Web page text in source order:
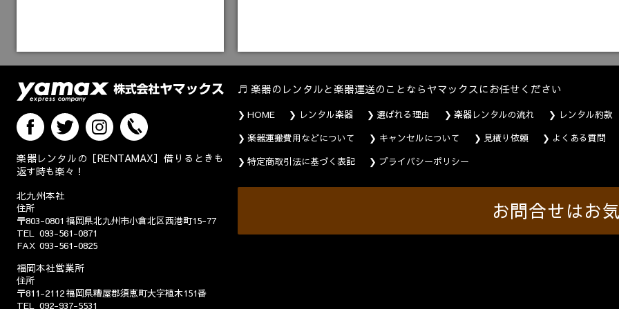
楽器レンタルの［RENTAMAX］借りるときも
返す時も楽々！
北九州本社
住所
〒803-0801 福岡県北九州市小倉北区西港町15-77
TEL 093-561-0871
FAX 093-561-0825
福岡本社営業所
住所
〒811-2112福岡県糟屋郡須恵町大字植木151番
TEL 092-937-5531
楽器のレンタルと楽器運送のことならヤマックスにお任せください
HOME レンタル楽器 選ばれる理由 楽器レンタルの流れ
レンタル約款
楽器運搬費用などについて
キャンセルについて 見積り依頼
よくある質問
特定商取引法に基づく表記
プライバシーポリシー
お問合せはお